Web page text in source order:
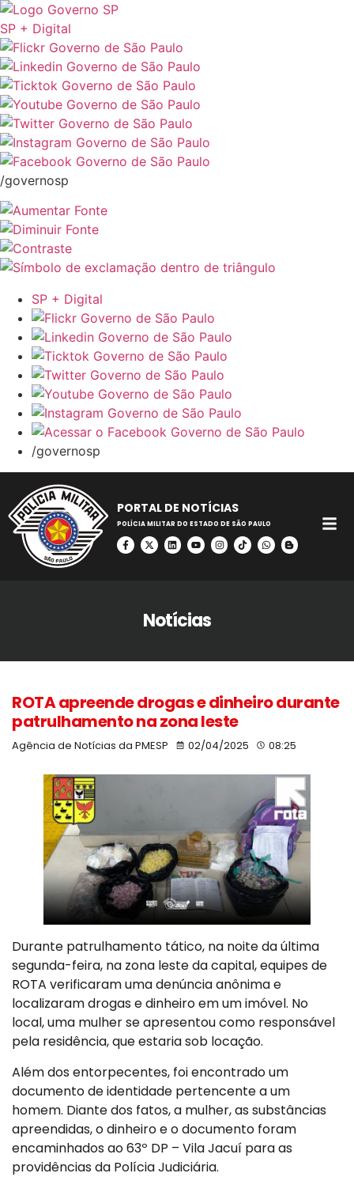
SP + Digital
/governosp
SP + Digital
/governosp
PORTAL DE NOTÍCIAS
POLÍCIA MILITAR DO ESTADO DE SÃO PAULO
Notícias
ROTA apreende drogas e dinheiro durante
patrulhamento na zona leste
Agência de Notícias da PMESP 02/04/2025 08:25
Durante patrulhamento tático, na noite da última
segunda-feira, na zona leste da capital, equipes de
ROTA verificaram uma denúncia anônima e
localizaram drogas e dinheiro em um imóvel. No
local, uma mulher se apresentou como responsável
pela residência, que estaria sob locação.
Além dos entorpecentes, foi encontrado um
documento de identidade pertencente a um
homem. Diante dos fatos, a mulher, as substâncias
apreendidas, o dinheiro e o documento foram
encaminhados ao 63º DP – Vila Jacuí para as
providências da Polícia Judiciária.